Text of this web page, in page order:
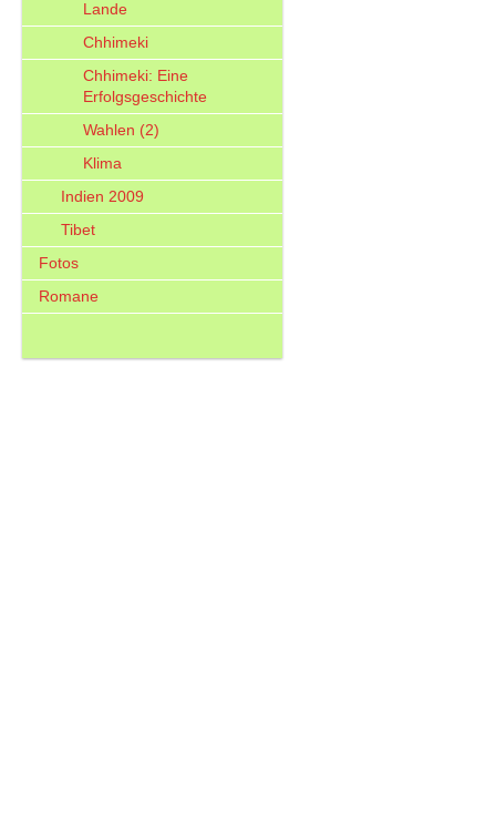
Lande
Chhimeki
Chhimeki: Eine
Erfolgsgeschichte
Wahlen (2)
Klima
Indien 2009
Tibet
Fotos
Romane